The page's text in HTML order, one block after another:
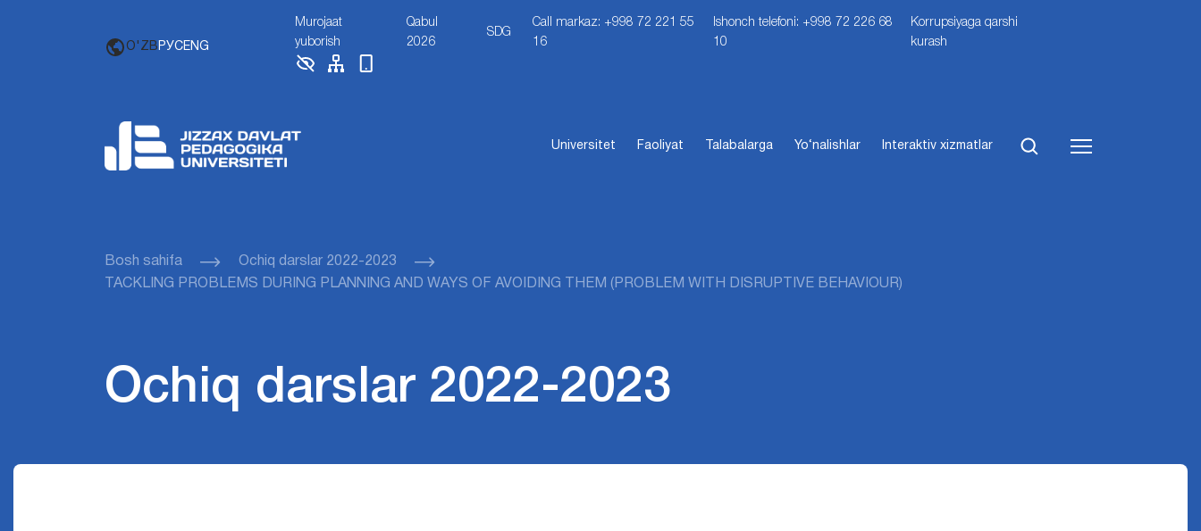
O'ZB РУСENG
Murojaat
yuborish
Qabul
2026
SDG
Call markaz: +998 72 221 55
16
Ishonch telefoni: +998 72 226 68
10
Korrupsiyaga qarshi
kurash
Universitet Faoliyat Talabalarga Yo‘nalishlar Interaktiv xizmatlar
Bosh sahifa
Ochiq darslar 2022-2023
TACKLING PROBLEMS DURING PLANNING AND WAYS OF AVOIDING THEM (PROBLEM WITH DISRUPTIVE BEHAVIOUR)
Ochiq darslar 2022-2023